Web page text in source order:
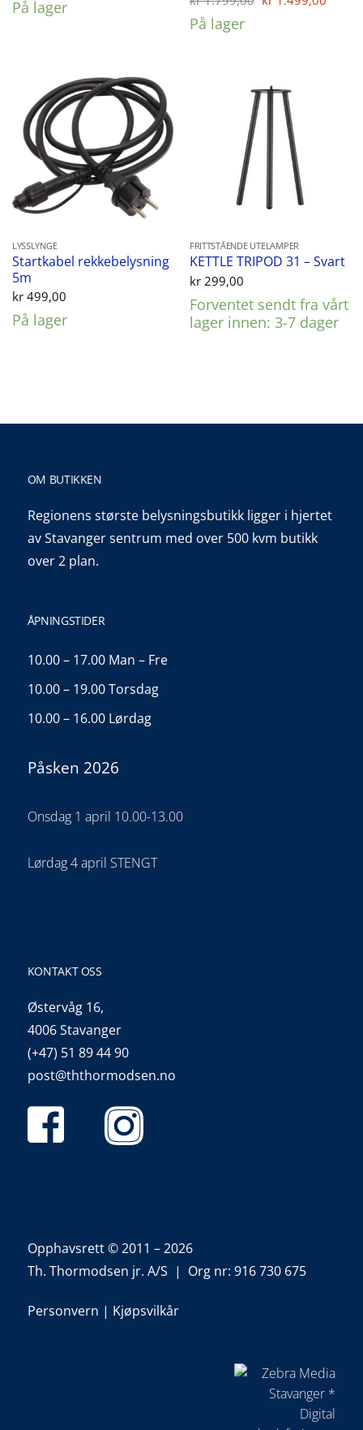
kr 649,00.
På lager
På lager
LYSSLYNGE
Startkabel rekkebelysning
5m
kr499,00
På lager
FRITTSTÅENDE UTELAMPER
KETTLE TRIPOD 31 – Svart
kr299,00
Forventet sendt fra vårt
lager innen: 3-7 dager
OM BUTIKKEN
Regionens største belysningsbutikk ligger i hjertet
av Stavanger sentrum med over 500 kvm butikk
over 2 plan.
ÅPNINGSTIDER
10.00 – 17.00 Man – Fre
10.00 – 19.00 Torsdag
10.00 – 16.00 Lørdag
Påsken 2026
Onsdag 1 april 10.00-13.00
Lørdag 4 april STENGT
KONTAKT OSS
Østervåg 16,
4006 Stavanger
(+47) 51 89 44 90
post@ththormodsen.no
Opphavsrett © 2011 – 2026
Th. Thormodsen jr. A/S | Org nr: 916 730 675
Personvern | Kjøpsvilkår